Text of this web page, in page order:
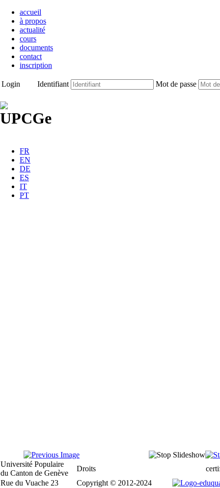
accueil
à propos
actualité
cours
documents
contact
inscription
Login Identifiant Mot de passe
FR
EN
DE
ES
IT
PT
Université Populaire
du Canton de Genève
Droits
Rue du Vuache 23
Copyright © 2012-2024